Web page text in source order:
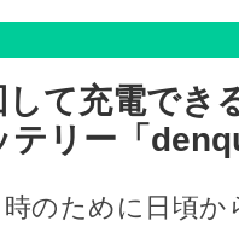
て充電でき
テリー「
のために日頃か